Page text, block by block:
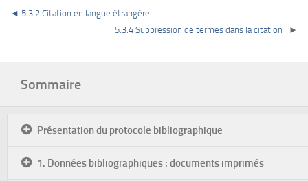
◄ 5.3.2 Citation en langue étrangère
5.3.4 Suppression de termes dans la citation
►
Sommaire
Présentation du protocole bibliographique
1. Données bibliographiques : documents imprimés